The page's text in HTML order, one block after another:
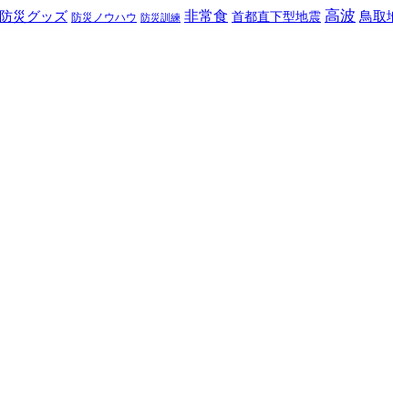
防災グッズ 防災ノウハウ 防災訓練 非常食 首都直下型地震 高波 鳥取